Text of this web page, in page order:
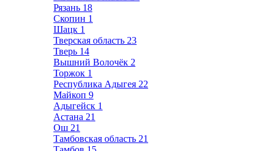
Рязань 18
Скопин 1
Шацк 1
Тверская область 23
Тверь 14
Вышний Волочёк 2
Торжок 1
Республика Адыгея 22
Майкоп 9
Адыгейск 1
Астана 21
Ош 21
Тамбовская область 21